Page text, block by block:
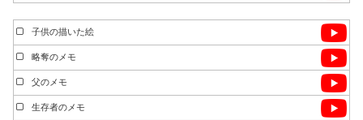
子供の描いた絵
略奪のメモ
父のメモ
生存者のメモ